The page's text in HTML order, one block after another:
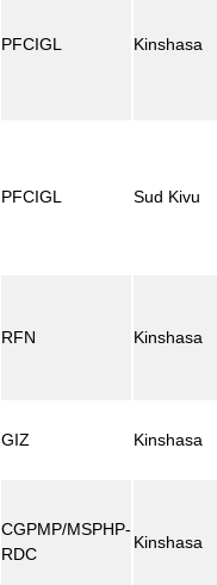
PFCIGL Kinshasa
PFCIGL Sud Kivu
RFN Kinshasa
GIZ Kinshasa
CGPMP/MSPHP-
RDC
Kinshasa